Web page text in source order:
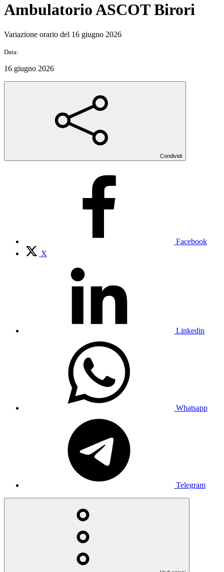
Ambulatorio ASCOT Birori
Variazione orario del 16 giugno 2026
Data:
16 giugno 2026
Condividi
Facebook
X
Linkedin
Whatsapp
Telegram